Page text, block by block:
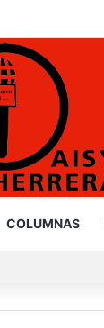
IMT
COLUMNAS